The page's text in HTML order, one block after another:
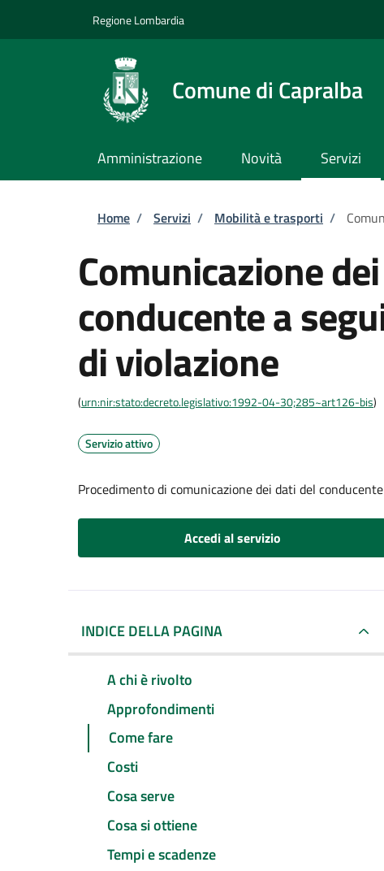
Regione Lombardia
Comune di Capralba
Amministrazione Novità Servizi
Briciole di pane
Home / Servizi / Mobilità e trasporti /
Comunicazione
conducente a
di violazione
(urn:nir:stato:decreto.legislativo:1992-04-30;285~art126-bis)
Servizio attivo
Procedimento di comunicazione dei dati del
Accedi al servizio
INDICE DELLA PAGINA
A chi è rivolto
Approfondimenti
Come fare
Costi
Cosa serve
Cosa si ottiene
Tempi e scadenze